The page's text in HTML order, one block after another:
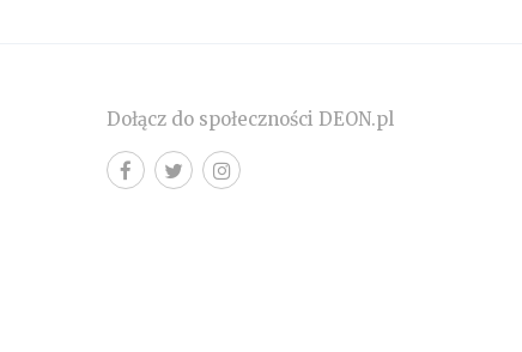
Dołącz do społeczności DEON.pl